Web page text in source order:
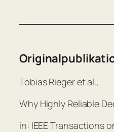
Tobias Rieger et al.,
Why Highly Reliable
in: IEEE Transactions